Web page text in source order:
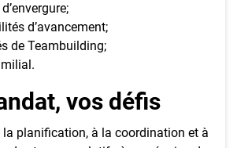
d’avancement;
de Teambuilding;
vos défis
la planification, à la coordination et à